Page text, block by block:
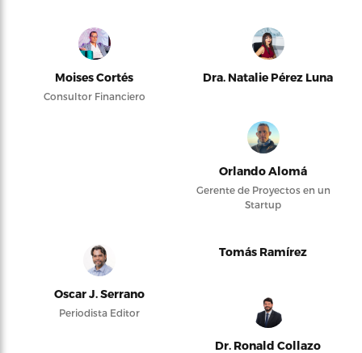
Moises Cortés
Consultor Financiero
Dra. Natalie Pérez Luna
Orlando Alomá
Gerente de Proyectos en un
Startup
Oscar J. Serrano
Periodista Editor
Tomás Ramírez
Dr. Ronald Collazo